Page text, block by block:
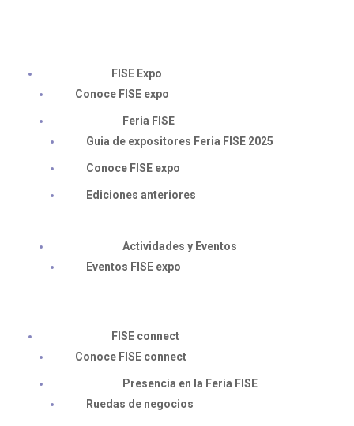
FISE Expo
Conoce FISE expo
Feria FISE
Guia de expositores Feria FISE 2025
Conoce FISE expo
Ediciones anteriores
Actividades y Eventos
Eventos FISE expo
FISE connect
Conoce FISE connect
Presencia en la Feria FISE
Ruedas de negocios